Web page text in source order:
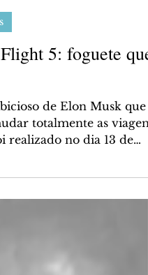
do Nascimento
de 2024
5: foguete que
realizado no dia 13 de